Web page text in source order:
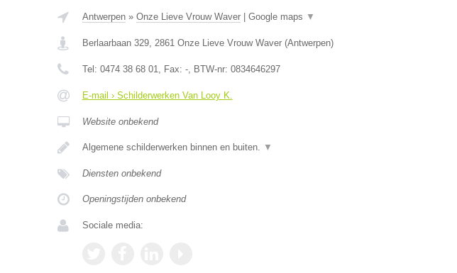
Antwerpen» Onze Lieve Vrouw Waver| Google maps ▼
Berlaarbaan 329, 2861 Onze Lieve Vrouw Waver(Antwerpen)
Tel: 0474 38 68 01, Fax: -, BTW-nr: 0834646297
E-mail › Schilderwerken Van Looy K.
Website onbekend
Algemene schilderwerken binnen en buiten. ▼
Diensten onbekend
Openingstijden onbekend
Sociale media: